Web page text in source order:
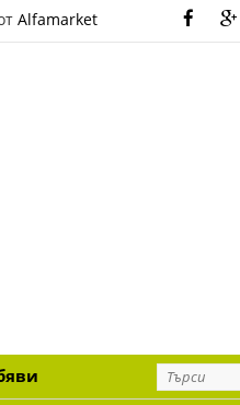
Alfamarket